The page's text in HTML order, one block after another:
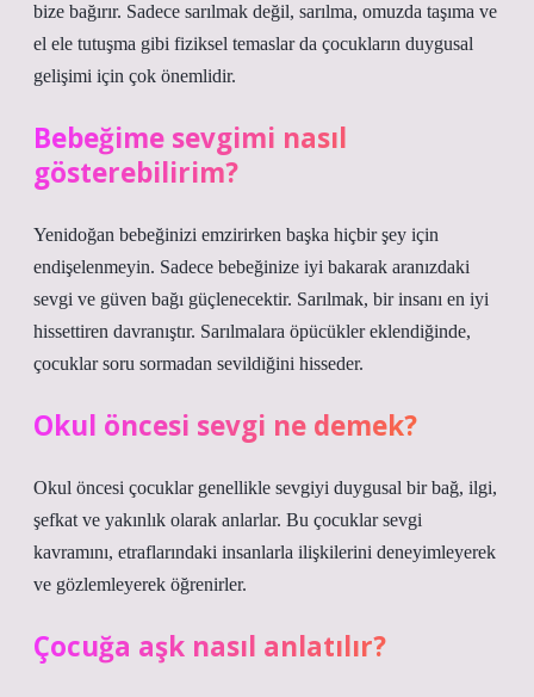
bize bağırır. Sadece sarılmak değil, sarılma, omuzda taşıma ve
el ele tutuşma gibi fiziksel temaslar da çocukların duygusal
gelişimi için çok önemlidir.
Bebeğime sevgimi nasıl
gösterebilirim?
Yenidoğan bebeğinizi emzirirken başka hiçbir şey için
endişelenmeyin. Sadece bebeğinize iyi bakarak aranızdaki
sevgi ve güven bağı güçlenecektir. Sarılmak, bir insanı en iyi
hissettiren davranıştır. Sarılmalara öpücükler eklendiğinde,
çocuklar soru sormadan sevildiğini hisseder.
Okul öncesi sevgi ne demek?
Okul öncesi çocuklar genellikle sevgiyi duygusal bir bağ, ilgi,
şefkat ve yakınlık olarak anlarlar. Bu çocuklar sevgi
kavramını, etraflarındaki insanlarla ilişkilerini deneyimleyerek
ve gözlemleyerek öğrenirler.
Çocuğa aşk nasıl anlatılır?